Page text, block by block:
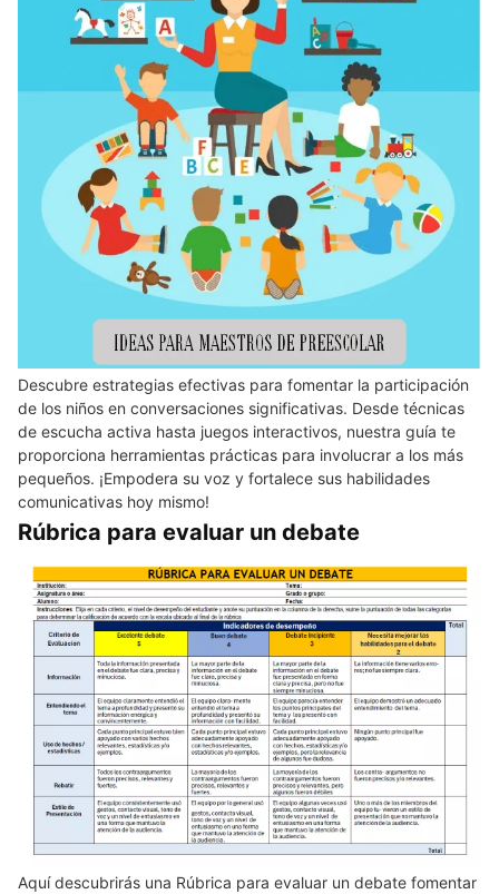
Descubre estrategias efectivas para fomentar la participación
de los niños en conversaciones significativas. Desde técnicas
de escucha activa hasta juegos interactivos, nuestra guía te
proporciona herramientas prácticas para involucrar a los más
pequeños. ¡Empodera su voz y fortalece sus habilidades
comunicativas hoy mismo!
Rúbrica para evaluar un debate
Aquí descubrirás una Rúbrica para evaluar un debate fomentar